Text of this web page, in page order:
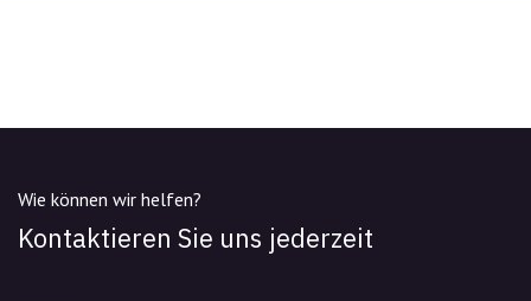
Wie können wir helfen?
Kontaktieren Sie uns jederzeit